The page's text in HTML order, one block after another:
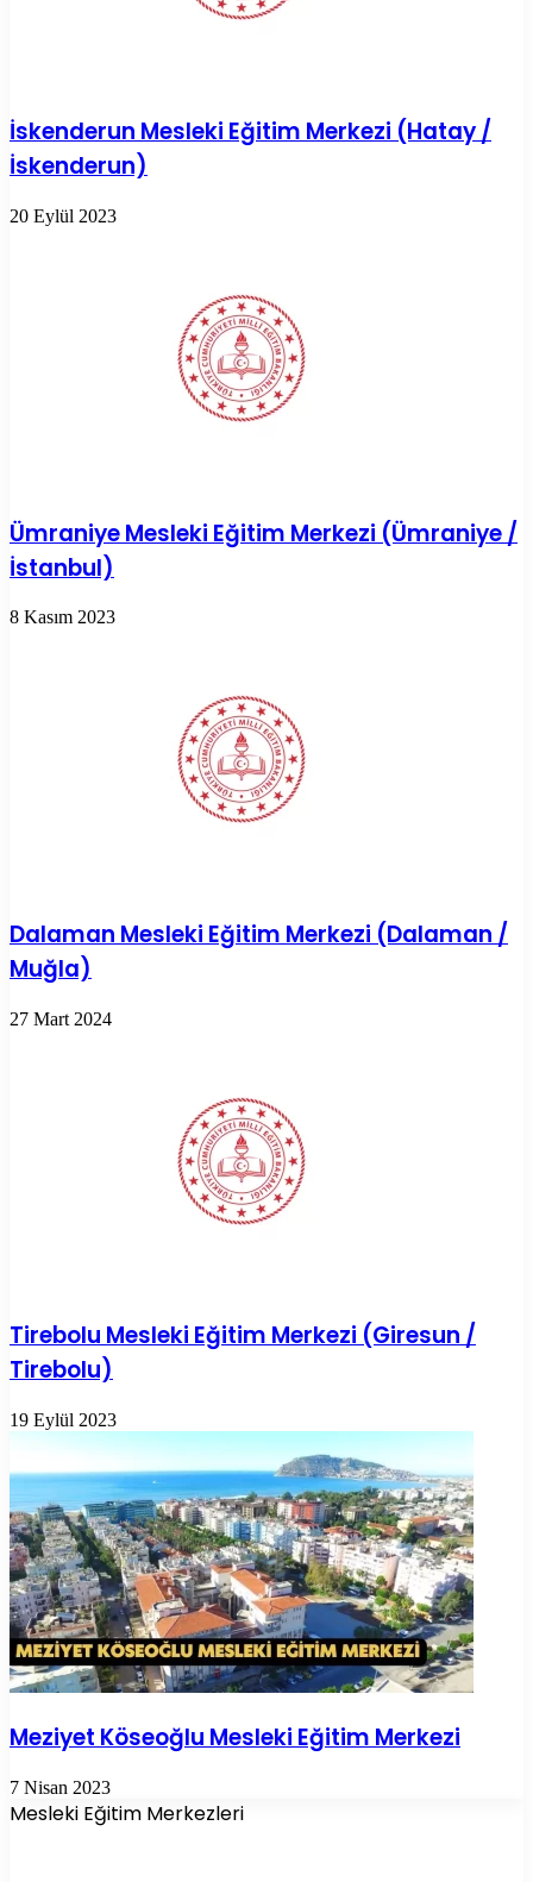
İskenderun Mesleki Eğitim Merkezi (Hatay /
İskenderun)
20 Eylül 2023
Ümraniye Mesleki Eğitim Merkezi (Ümraniye /
İstanbul)
8 Kasım 2023
Dalaman Mesleki Eğitim Merkezi (Dalaman /
Muğla)
27 Mart 2024
Tirebolu Mesleki Eğitim Merkezi (Giresun /
Tirebolu)
19 Eylül 2023
Meziyet Köseoğlu Mesleki Eğitim Merkezi
7 Nisan 2023
Mesleki Eğitim Merkezleri